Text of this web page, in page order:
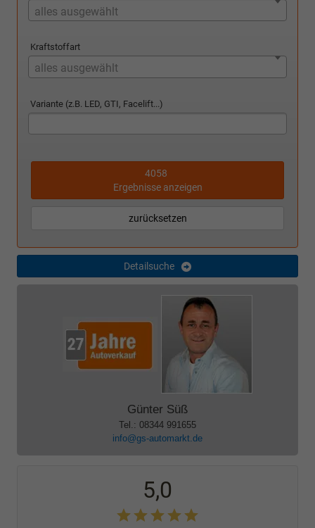
alles ausgewählt
Kraftstoffart
alles ausgewählt
Variante (z.B. LED, GTI, Facelift...)
4058
Ergebnisse anzeigen
zurücksetzen
Detailsuche
Günter Süß
Tel.: 08344 991655
info@gs-automarkt.de
5,0